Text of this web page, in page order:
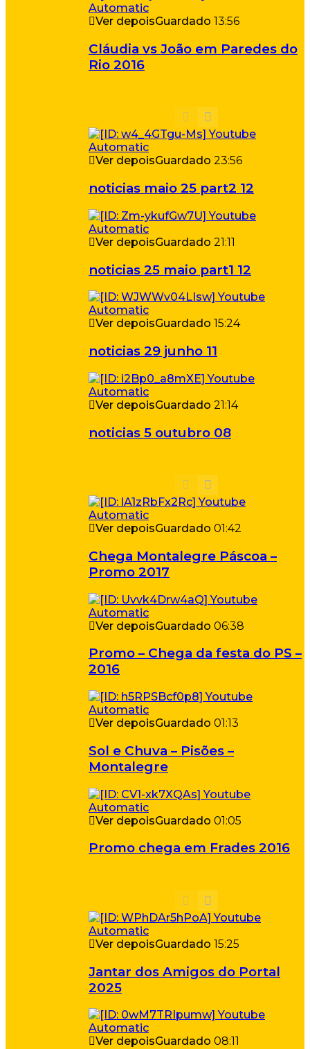
Ver depoisGuardado 13:56
Cláudia vs João em Paredes do
Rio 2016
Ver depoisGuardado 23:56
noticias maio 25 part2 12
Ver depoisGuardado 21:11
noticias 25 maio part1 12
Ver depoisGuardado 15:24
noticias 29 junho 11
Ver depoisGuardado 21:14
noticias 5 outubro 08
Ver depoisGuardado 01:42
Chega Montalegre Páscoa –
Promo 2017
Ver depoisGuardado 06:38
Promo – Chega da festa do PS –
2016
Ver depoisGuardado 01:13
Sol e Chuva – Pisões –
Montalegre
Ver depoisGuardado 01:05
Promo chega em Frades 2016
Ver depoisGuardado 15:25
Jantar dos Amigos do Portal
2025
Ver depoisGuardado 08:11